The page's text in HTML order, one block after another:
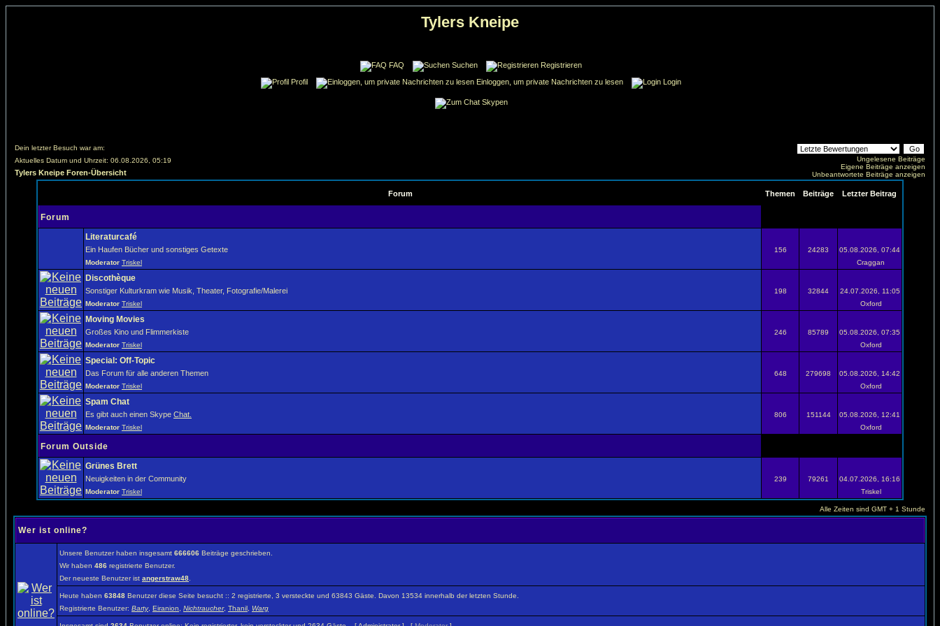
Tylers Kneipe
FAQ Suchen
Registrieren
Profil
Einloggen, um private Nachrichten zu lesen Login
Skypen
Dein letzter Besuch war am:
Aktuelles Datum und Uhrzeit: 06.08.2026, 05:19
Tylers Kneipe Foren-Übersicht
Ungelesene Beiträge
Eigene Beiträge anzeigen
Unbeantwortete Beiträge anzeigen
Forum Themen Beiträge Letzter Beitrag
Forum
Literaturcafé
Ein Haufen Bücher und sonstiges Getexte
Moderator Triskel
156 24283
05.08.2026, 07:44
Craggan
Discothèque
Sonstiger Kulturkram wie Musik, Theater, Fotografie/Malerei
Moderator Triskel
198 32844
24.07.2026, 11:05
Oxford
Moving Movies
Großes Kino und Flimmerkiste
Moderator Triskel
246 85789
05.08.2026, 07:35
Oxford
Special: Off-Topic
Das Forum für alle anderen Themen
Moderator Triskel
648 279698
05.08.2026, 14:42
Oxford
Spam Chat
Es gibt auch einen Skype Chat.
Moderator Triskel
806 151144
05.08.2026, 12:41
Oxford
Forum Outside
Grünes Brett
Neuigkeiten in der Community
Moderator Triskel
239 79261
04.07.2026, 16:16
Triskel
Alle Zeiten sind GMT + 1 Stunde
Wer ist online?
Unsere Benutzer haben insgesamt 666606 Beiträge geschrieben.
Wir haben 486 registrierte Benutzer.
Der neueste Benutzer ist angerstraw48
Heute haben 63848 Benutzer diese Seite besucht :: 2 registrierte, 3 versteckte und 63843 Gäste. Davon 13534 innerhalb der letzten Stunde.
Registrierte Benutzer: Barty, Eiranion Nichtraucher, Thanil Warg